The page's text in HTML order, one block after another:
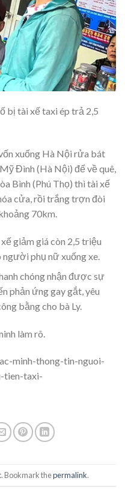
bị tài xế taxi ép trả 2,5
xuống Hà Nội rửa bát
Đình (Hà Nội) để về quê,
Bình (Phú Thọ) thì tài xế
cửa, rồi trắng trợn đòi
70km.
giảm giá còn 2,5 triệu
phụ nữ xuống xe.
chóng nhận được sự
phản ứng gay gắt, yêu
bằng cho bà Ly.
làm rõ.
minh-thong-tin-nguoi-
tien-taxi-
. Bookmark thepermalink.